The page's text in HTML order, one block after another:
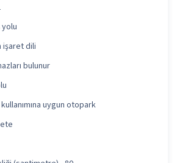
yolu
işaret dili
bulunur
uygun otopark